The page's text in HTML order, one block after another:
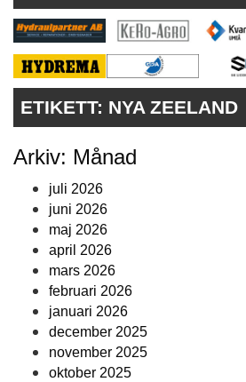
KONTAKT
VÅRA ANDRA MAGASIN
PRENUMERERA
ANNONSERA
ETIKETT: NYA ZEELAND
Arkiv: Månad
juli 2026
juni 2026
maj 2026
april 2026
mars 2026
februari 2026
januari 2026
december 2025
november 2025
oktober 2025